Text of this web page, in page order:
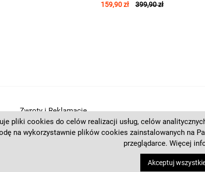
pliki cookies do celów realizacji usług, celów
na wykorzystawnie plików cookies zainstalowanych na
przeglądarce. Więcej
Akceptuj
159,90 zł 399,90 zł
Zwroty i Reklamacje
Kontakt
+48 537